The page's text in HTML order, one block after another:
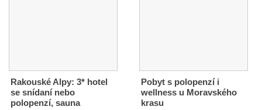
Rakouské Alpy: 3* hotel
se snídaní nebo
polopenzí, sauna
Pobyt s polopenzí i
wellness u Moravského
krasu